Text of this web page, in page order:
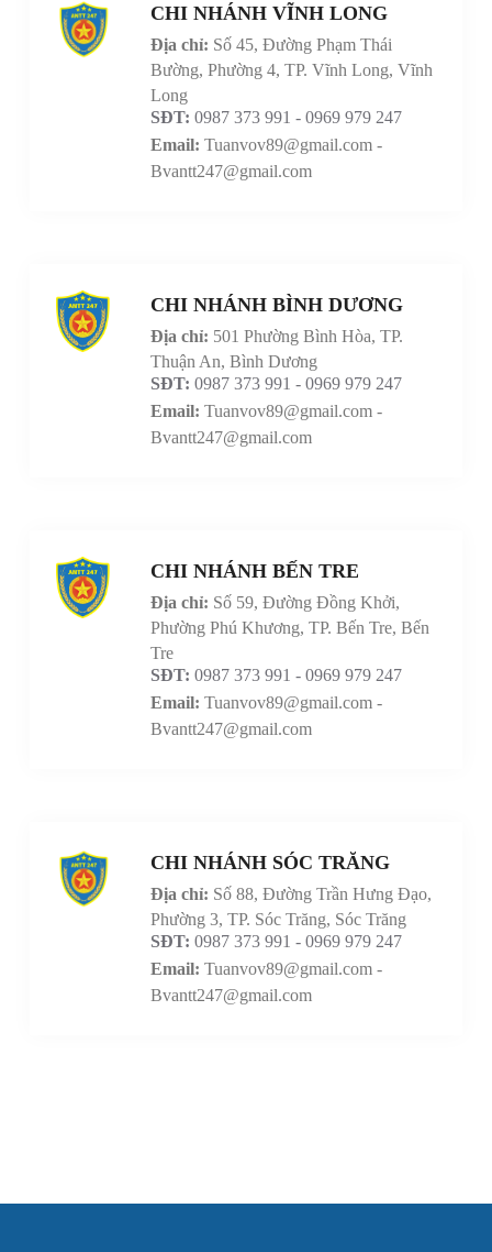
CHI NHÁNH VĨNH LONG
Địa chỉ: Số 45, Đường Phạm Thái
Bường, Phường 4, TP. Vĩnh Long, Vĩnh
Long
SĐT: 0987 373 991 - 0969 979 247
Email: Tuanvov89@gmail.com -
Bvantt247@gmail.com
CHI NHÁNH BÌNH DƯƠNG
Địa chỉ: 501 Phường Bình Hòa, TP.
Thuận An, Bình Dương
SĐT: 0987 373 991 - 0969 979 247
Email: Tuanvov89@gmail.com -
Bvantt247@gmail.com
CHI NHÁNH BẾN TRE
Địa chỉ: Số 59, Đường Đồng Khởi,
Phường Phú Khương, TP. Bến Tre, Bến
Tre
SĐT: 0987 373 991 - 0969 979 247
Email: Tuanvov89@gmail.com -
Bvantt247@gmail.com
CHI NHÁNH SÓC TRĂNG
Địa chỉ: Số 88, Đường Trần Hưng Đạo,
Phường 3, TP. Sóc Trăng, Sóc Trăng
SĐT: 0987 373 991 - 0969 979 247
Email: Tuanvov89@gmail.com -
Bvantt247@gmail.com